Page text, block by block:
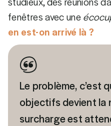
fenêtres avec une
en est-on arrivé là ?
Le problème, c’est
objectifs devient la
surcharge est